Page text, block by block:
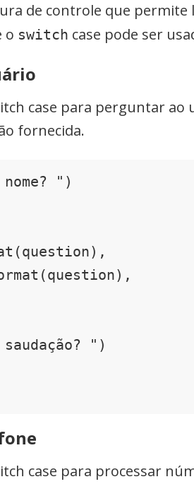
de controle que
o switch case pode ser
case para perguntar
fornecida.
")
")
case para processar